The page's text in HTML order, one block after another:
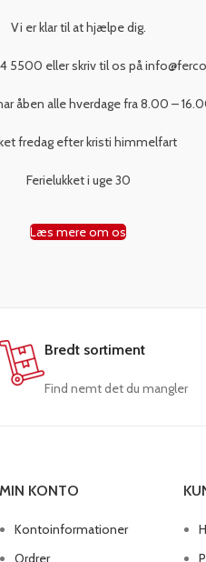
Vi er klar til at hjælpe dig.
5500 eller skriv til os på
åben alle hverdage fra 8.00 –
fredag efter kristi himmelfart
Ferielukket i uge 30
Læs mere om os
Bredt sortiment
Find nemt det du mangler
MIN KONTO
Kontoinformationer
Ordrer